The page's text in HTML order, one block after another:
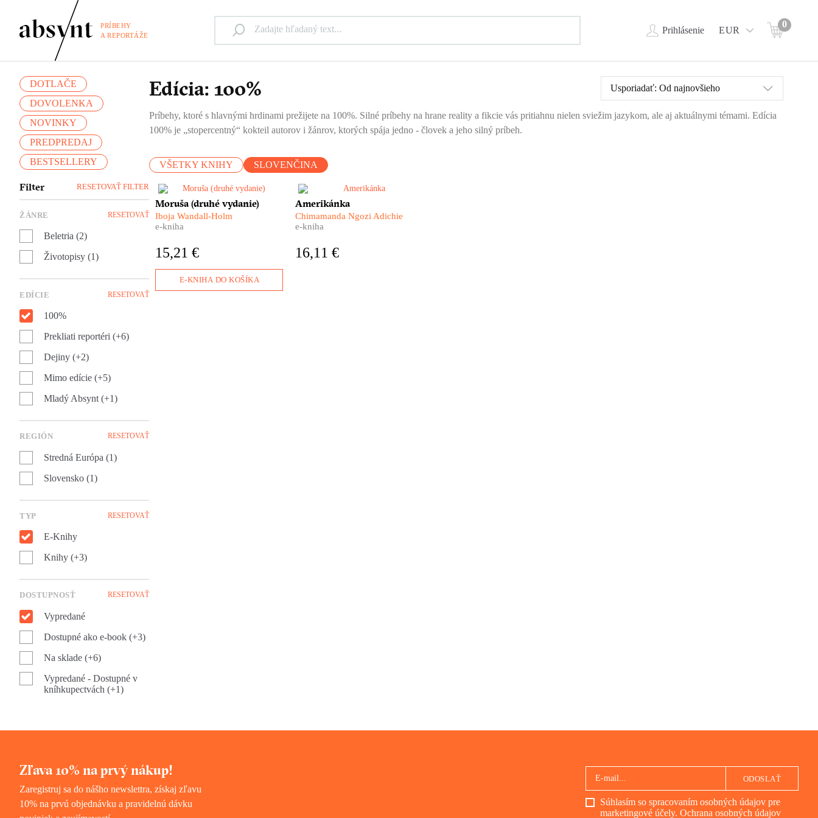
PRÍBEHY
A REPORTÁŽE
Prihlásenie EUR
0
DOTLAČE
DOVOLENKA
NOVINKY
PREDPREDAJ
BESTSELLERY
Filter RESETOVAŤ FILTER
ŽÁNRE RESETOVAŤ
Beletria (2)
Životopisy (1)
EDÍCIE RESETOVAŤ
100%
Prekliati reportéri (+6)
Dejiny (+2)
Mimo edície (+5)
Mladý Absynt (+1)
REGIÓN RESETOVAŤ
Stredná Európa (1)
Slovensko (1)
TYP RESETOVAŤ
E-Knihy
Knihy (+3)
DOSTUPNOSŤ RESETOVAŤ
Vypredané
Dostupné ako e-book (+3)
Na sklade (+6)
Vypredané - Dostupné v
kníhkupectvách (+1)
Edícia: 100%
Príbehy, ktoré s hlavnými hrdinami prežijete na 100%. Silné príbehy na hrane reality a fikcie vás pritiahnu nielen sviežim jazykom, ale aj aktuálnymi témami. Edícia
100% je „stopercentný“ kokteil autorov i žánrov, ktorých spája jedno - človek a jeho silný príbeh.
VŠETKY KNIHY SLOVENČINA
Usporiadať: Od najnovšieho
​Moruša Iboje Wandall-Holm je
dôležitým kamienkom do
mozaiky dejín vojnového
len o tom, nie je len
koncentrákov. Je aj o nádeji, o
Moruša (druhé vydanie)
Iboja Wandall-Holm
e-kniha
15,21 €
E-KNIHA DO KOŠÍKA
V USA ju nazývali
„černoškou“, a keď sa vrátila
domov do Nigérie, dostala
miesto? Amerikánka je
Amerikánka
Chimamanda Ngozi Adichie
e-kniha
16,11 €
Zľava 10% na prvý nákup!
Zaregistruj sa do nášho newslettra, získaj zľavu
10% na prvú objednávku a pravidelnú dávku
Súhlasím so spracovaním osobných údajov pre
marketingové účely. Ochrana osobných údajov
ODOSLAŤ